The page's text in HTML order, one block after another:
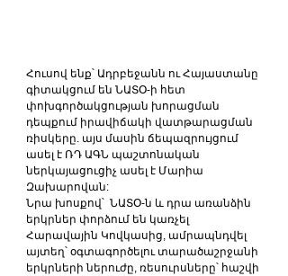
Հուսով ենք՝ Ադրբեջանն ու Հայաստանը
գիտակցում են ՆԱՏՕ-ի հետ
փոխգործակցության խորացման
դեպքում իրավիճակի վատթարացման
ռիսկերը. այս մասին ճեպազրույցում
ասել է ՌԴ ԱԳՆ պաշտոնական
ներկայացուցիչ ասել է Մարիա
Զախարովան:
Նրա խոսքով՝  ՆԱՏՕ-ն և դրա առանձին
երկրներ փորձում են կառչել
Հարավային Կովկասից, ամրապնդվել
այտեղ՝ օգտագործելու տարածաշրջանի
երկրների ներուժը, ռեսուրսները՝ հաշվի